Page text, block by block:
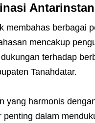
membahas berbagai
mencakup
terhadap
Tanahdatar.
yang harmonis
dalam